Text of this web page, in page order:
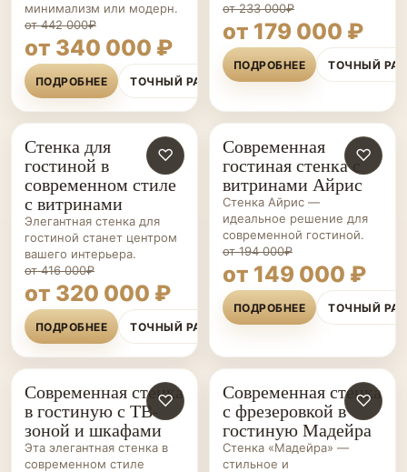
минимализм или модерн.
от 442 000₽
от 340 000 ₽
ПОДРОБНЕЕ ТОЧНЫЙ РАСЧЁТ
от 233 000₽
от 179 000 ₽
ПОДРОБНЕЕ ТОЧНЫЙ
ГОСТИНЫЕ НА ЗАКАЗ
♡
Стенка для
гостиной в
современном стиле
с витринами
Элегантная стенка для
гостиной станет центром
вашего интерьера.
от 416 000₽
от 320 000 ₽
ПОДРОБНЕЕ ТОЧНЫЙ РАСЧЁТ
ГОСТИНЫЕ НА ЗАКАЗ
♡
Современная
гостиная стенка с
витринами Айрис
Стенка Айрис —
идеальное решение для
современной гостиной.
от 194 000₽
от 149 000 ₽
ПОДРОБНЕЕ ТОЧНЫЙ
ГОСТИНЫЕ НА ЗАКАЗ
♡
Современная стенка
в гостиную с ТВ-
зоной и шкафами
Эта элегантная стенка в
современном стиле
ГОСТИНЫЕ НА ЗАКАЗ
♡
Современная стенка
с фрезеровкой в
гостиную Мадейра
Стенка «Мадейра» —
стильное и